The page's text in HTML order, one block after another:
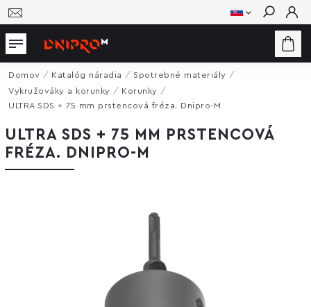
Hľadať
Domov / Katalóg náradia / Spotrebné materiály /
Vykružováky a korunky / Korunky /
ULTRA SDS + 75 mm prstencová fréza. Dnipro-M
ULTRA SDS + 75 MM PRSTENCOVÁ
FRÉZA. DNIPRO-M